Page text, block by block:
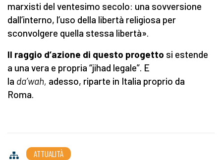
marxisti del ventesimo secolo: una sovversione
dall’interno, l’uso della libertà religiosa per
sconvolgere quella stessa libertà».
Il raggio d’azione di questo progetto si estende
a una vera e propria “jihad legale”. E
la da’wah, adesso, riparte in Italia proprio da
Roma.
ATTUALITÀ